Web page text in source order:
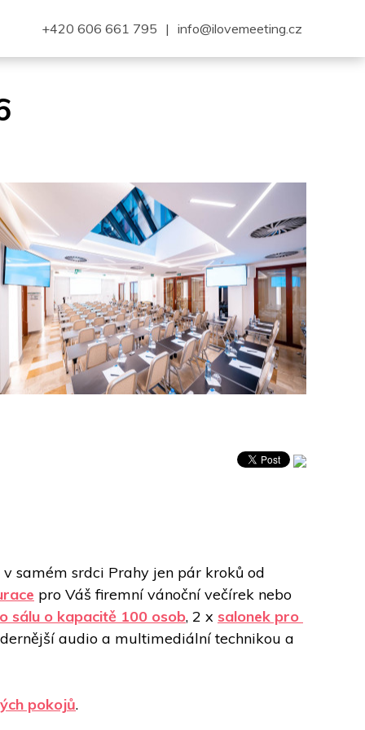
+420 606 661 795 | info@ilovemeeting.cz
samém srdci Prahy jen pár kroků od
pro Váš firemní vánoční večírek nebo
sálu o kapacitě 100 osob, 2 x salonek pro
audio a multimediální technikou a
pokojů.